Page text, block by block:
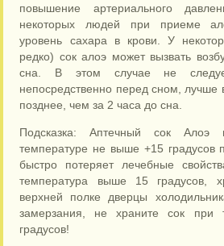
повышение артериального
некоторых людей при приеме
уровень сахара в крови. У
редко) сок алоэ может вызвать
сна. В этом случае не
непосредственно перед сном, лучше
позднее, чем за 2 часа до сна.
Подсказка: Аптечный сок Алоэ
температуре не выше +15 градусов
быстро потеряет лечебные
температура выше 15 градусов,
верхней полке дверцы
замерзания, не храните сок при
градусов!